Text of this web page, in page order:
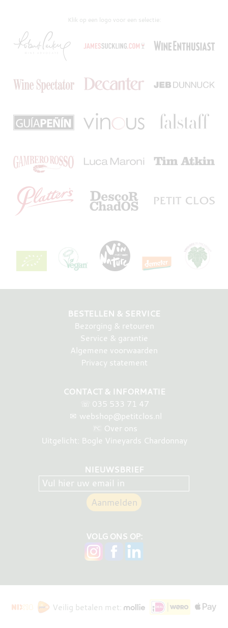
Klik op een logo voor een selectie:
BESTELLEN & SERVICE
Bezorging & retouren
Service & garantie
Algemene voorwaarden
Privacy statement
CONTACT & INFORMATIE
☏ 035 533 71 47
✉ webshop@petitclos.nl
Over ons
Uitgelicht: Bogle Vineyards Chardonnay
NIEUWSBRIEF
VOLG ONS OP:
Veilig betalen met: